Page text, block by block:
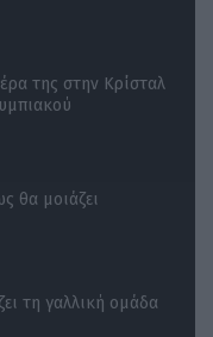
της στην Κρίσταλ
θα μοιάζει
τη γαλλική ομάδα